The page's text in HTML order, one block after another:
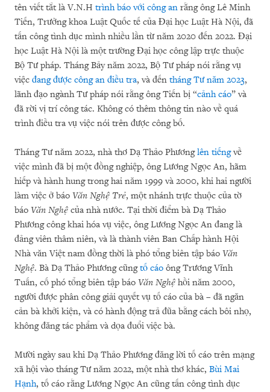
tên viết tắt là V.N.H trình báo với công an rằng ông Lê Minh
Tiến, Trưởng khoa Luật Quốc tế của Đại học Luật Hà Nội, đã
tấn công tình dục mình nhiều lần từ năm 2020 đến 2022. Đại
học Luật Hà Nội là một trường Đại học công lập trực thuộc
Bộ Tư pháp. Tháng Bảy năm 2022, Bộ Tư pháp nói rằng vụ
việc đang được công an điều tra, và đến tháng Tư năm 2023,
lãnh đạo ngành Tư pháp nói rằng ông Tiến bị “cảnh cáo” và
đã rời vị trí công tác. Không có thêm thông tin nào về quá
trình điều tra vụ việc nói trên được công bố.
Tháng Tư năm 2022, nhà thơ Dạ Thảo Phươnglên tiếngvề
việc mình đã bị một đồng nghiệp, ông Lương Ngọc An, hãm
hiếp và hành hung trong hai năm 1999 và 2000, khi hai người
làm việc ở báo Văn Nghệ Trẻ, một nhánh trực thuộc của tờ
báo Văn Nghệ của nhà nước. Tại thời điểm bà Dạ Thảo
Phương công khai hóa vụ việc, ông Lương Ngọc An đang là
đảng viên thâm niên, và là thành viên Ban Chấp hành Hội
Nhà văn Việt nam đồng thời là phó tổng biên tập báo Văn
Nghệ. Bà Dạ Thảo Phương cũngtố cáo ông Trương Vĩnh
Tuấn, cố phó tổng biên tập báo Văn Nghệ hồi năm 2000,
người được phân công giải quyết vụ tố cáo của bà – đã ngăn
cản bà khởi kiện, và có hành động trả đũa bằng cách bôi nhọ,
không đăng tác phẩm và dọa đuổi việc bà.
Mười ngày sau khi Dạ Thảo Phương đăng lời tố cáo trên mạng
xã hội vào tháng Tư năm 2022, một nhà thơ khác, Bùi Mai
Hạnh, tố cáo rằng Lương Ngọc An cũng tấn công tình dục